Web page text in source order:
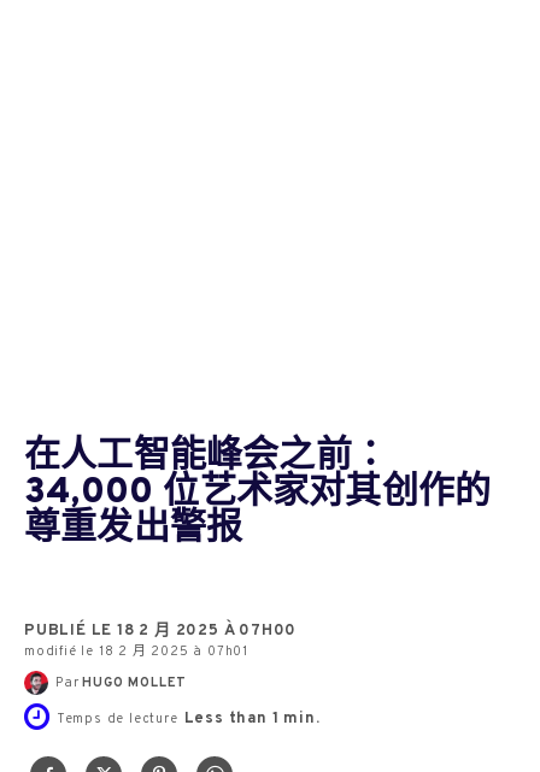
在人工智能峰会之前：
34,000 位艺术家对其创作的
尊重发出警报
PUBLIÉ LE 18 2 月 2025 À 07H00
modifié le 18 2 月 2025 à 07h01
Par HUGO MOLLET
Temps de lecture Less than 1 min.